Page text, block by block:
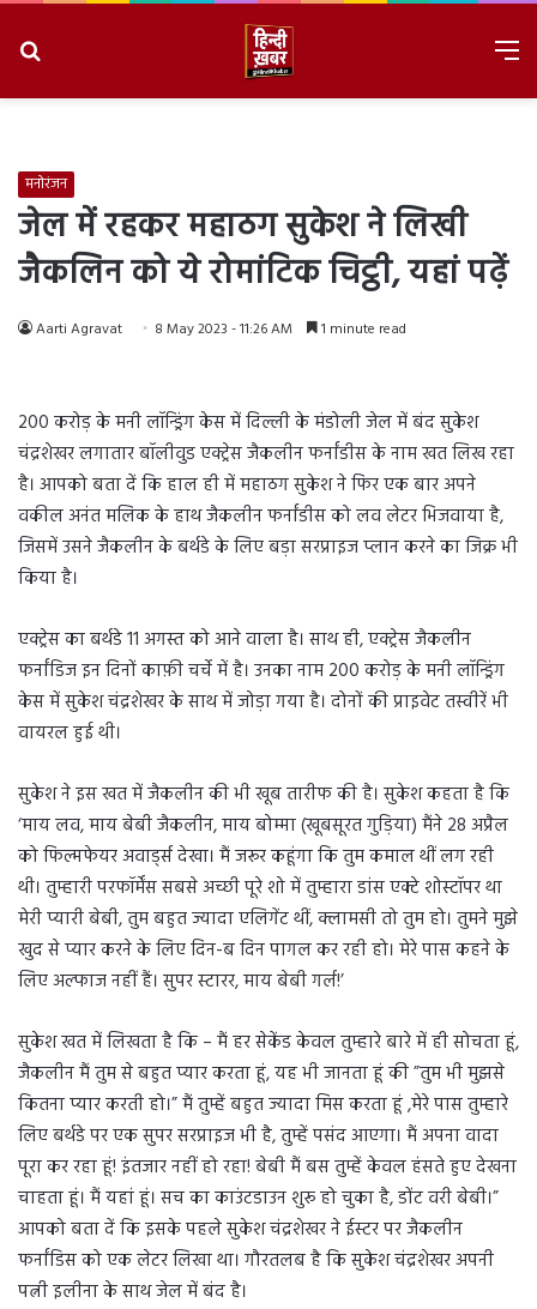
मनोरंजन
जेल में रहकर महाठग सुकेश ने लिखी
जैकलिन को ये रोमांटिक चिट्ठी, यहां पढ़ें
Aarti Agravat 8 May 2023 - 11:26 AM 1 minute read
200 करोड़ के मनी लॉन्ड्रिंग केस में दिल्ली के मंडोली जेल में बंद सुकेश
चंद्रशेखर लगातार बॉलीवुड एक्ट्रेस जैकलीन फर्नांडीस के नाम खत लिख रहा
है। आपको बता दें कि हाल ही में महाठग सुकेश ने फिर एक बार अपने
वकील अनंत मलिक के हाथ जैकलीन फर्नांडीस को लव लेटर भिजवाया है,
जिसमें उसने जैकलीन के बर्थडे के लिए बड़ा सरप्राइज प्लान करने का जिक्र भी
किया है।
एक्ट्रेस का बर्थडे 11 अगस्त को आने वाला है। साथ ही, एक्ट्रेस जैकलीन
फर्नांडिज इन दिनों काफ़ी चर्चे में है। उनका नाम 200 करोड़ के मनी लॉन्ड्रिंग
केस में सुकेश चंद्रशेखर के साथ में जोड़ा गया है। दोनों की प्राइवेट तस्वीरें भी
वायरल हुई थी।
सुकेश ने इस खत में जैकलीन की भी खूब तारीफ की है। सुकेश कहता है कि
‘माय लव, माय बेबी जैकलीन, माय बोम्मा (खूबसूरत गुड़िया) मैंने 28 अप्रैल
को फिल्मफेयर अवार्ड्स देखा। मैं जरूर कहूंगा कि तुम कमाल थीं लग रही
थी। तुम्हारी परफॉर्मेंस सबसे अच्छी पूरे शो में तुम्हारा डांस एक्टे शोस्टॉपर था
मेरी प्यारी बेबी, तुम बहुत ज्यादा एलिगेंट थीं, क्लामसी तो तुम हो। तुमने मुझे
खुद से प्यार करने के लिए दिन-ब दिन पागल कर रही हो। मेरे पास कहने के
लिए अल्फाज नहीं हैं। सुपर स्टारर, माय बेबी गर्ल!’
सुकेश खत में लिखता है कि – मैं हर सेकेंड केवल तुम्हारे बारे में ही सोचता हूं,
जैकलीन मैं तुम से बहुत प्यार करता हूं, यह भी जानता हूं की ”तुम भी मुझसे
कितना प्यार करती हो।” मैं तुम्हें बहुत ज्यादा मिस करता हूं ,मेरे पास तुम्हारे
लिए बर्थडे पर एक सुपर सरप्राइज भी है, तुम्हें पसंद आएगा। मैं अपना वादा
पूरा कर रहा हूं! इंतजार नहीं हो रहा! बेबी मैं बस तुम्हें केवल हंसते हुए देखना
चाहता हूं। मैं यहां हूं। सच का काउंटडाउन शुरू हो चुका है, डोंट वरी बेबी।”
आपको बता दें कि इसके पहले सुकेश चंद्रशेखर ने ईस्टर पर जैकलीन
फर्नांडिस को एक लेटर लिखा था। गौरतलब है कि सुकेश चंद्रशेखर अपनी
पत्नी इलीना के साथ जेल में बंद है।